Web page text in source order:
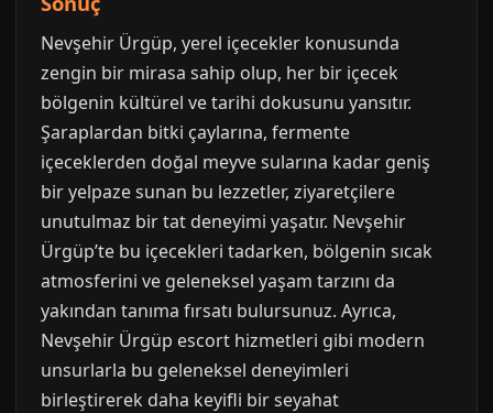
Nevşehir Ürgüp, yerel içecekler konusunda
zengin bir mirasa sahip olup, her bir içecek
bölgenin kültürel ve tarihi dokusunu yansıtır.
Şaraplardan bitki çaylarına, fermente
içeceklerden doğal meyve sularına kadar geniş
bir yelpaze sunan bu lezzetler, ziyaretçilere
unutulmaz bir tat deneyimi yaşatır. Nevşehir
Ürgüp’te bu içecekleri tadarken, bölgenin sıcak
atmosferini ve geleneksel yaşam tarzını da
yakından tanıma fırsatı bulursunuz. Ayrıca,
Nevşehir Ürgüp escort hizmetleri gibi modern
unsurlarla bu geleneksel deneyimleri
birleştirerek daha keyifli bir seyahat